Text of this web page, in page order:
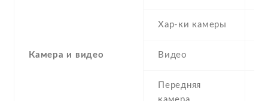
Камера и видео
Хар-ки камеры
Видео
Передняя